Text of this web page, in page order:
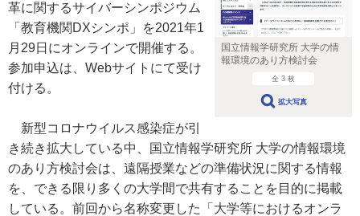
国立情報学研究所 大学の情
報環境のあり方検討会
全 3 枚
拡大写真
革に関するサイバーシンポジウム
「教育機関DXシンポ」を2021年1
月29日にオンラインで開催する。
参加申込は、Webサイトにて受け
付ける。
新型コロナウイルス感染症が引
き続き拡大している中、国立情報学研究所 大学の情報環境
のあり方検討会は、遠隔授業などの準備状況に関する情報
を、できる限り多くの大学間で共有することを目的に掲載
している。前回から名称変更した「大学等におけるオンラ